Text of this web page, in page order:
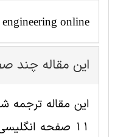
online
این مقاله چند
این مقاله
11 صفحه